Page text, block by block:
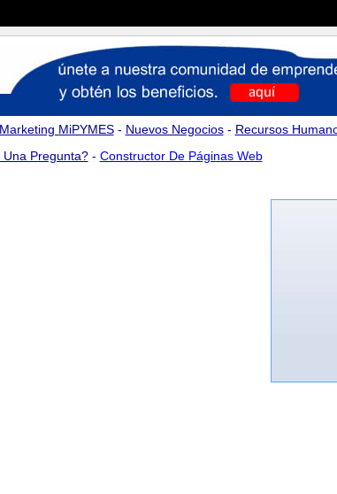
Marketing MiPYMES- Nuevos Negocios- Recursos
Una Pregunta?- Constructor De Páginas Web